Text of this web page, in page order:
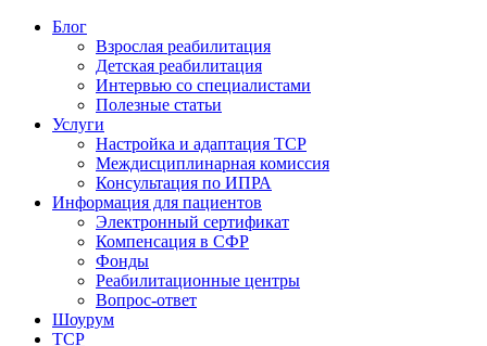
Блог
Взрослая реабилитация
Детская реабилитация
Интервью со специалистами
Полезные статьи
Услуги
Настройка и адаптация ТСР
Междисциплинарная комиссия
Консультация по ИПРА
Информация для пациентов
Электронный сертификат
Компенсация в СФР
Фонды
Реабилитационные центры
Вопрос-ответ
Шоурум
ТСР